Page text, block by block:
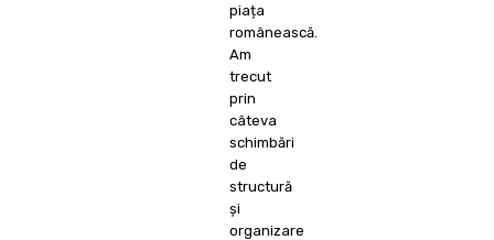
piața
românească.
Am
trecut
prin
câteva
schimbări
de
structură
și
organizare